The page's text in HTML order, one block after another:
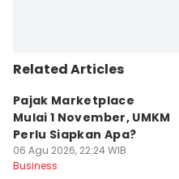
Related Articles
Pajak Marketplace
Mulai 1 November, UMKM
Perlu Siapkan Apa?
06 Agu 2026, 22:24 WIB
Business